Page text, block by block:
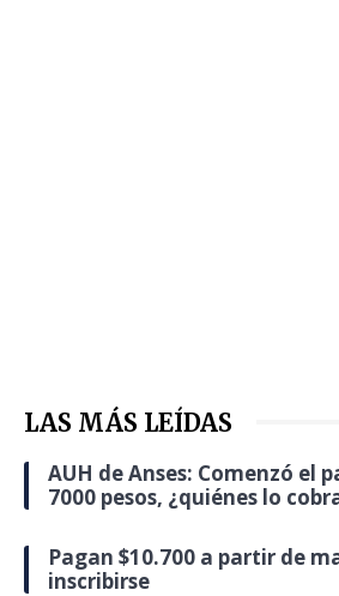
LAS MÁS LEÍDAS
AUH de Anses: Comenzó el
7000 pesos, ¿quiénes lo
Pagan $10.700 a partir de
inscribirse